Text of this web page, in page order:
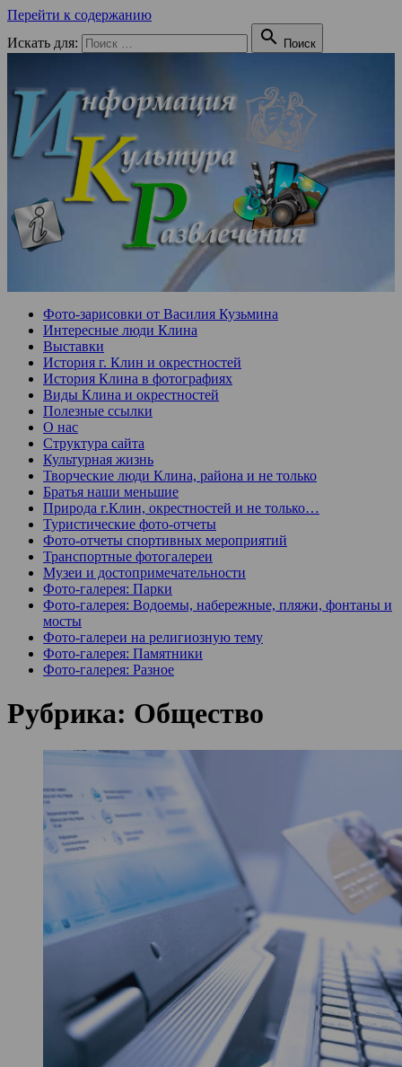
Перейти к содержанию
Искать для:
 Поиск
Фото-зарисовки от Василия Кузьмина
Интересные люди Клина
Выставки
История г. Клин и окрестностей
История Клина в фотографиях
Виды Клина и окрестностей
Полезные ссылки
О нас
Структура сайта
Культурная жизнь
Творческие люди Клина, района и не только
Братья наши меньшие
Природа г.Клин, окрестностей и не только…
Туристические фото-отчеты
Фото-отчеты спортивных мероприятий
Транспортные фотогалереи
Музеи и достопримечательности
Фото-галерея: Парки
Фото-галерея: Водоемы, набережные, пляжи, фонтаны и
мосты
Фото-галереи на религиозную тему
Фото-галерея: Памятники
Фото-галерея: Разное
Рубрика: Общество